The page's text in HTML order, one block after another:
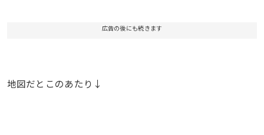
広告の後にも続きます
地図だとこのあたり↓